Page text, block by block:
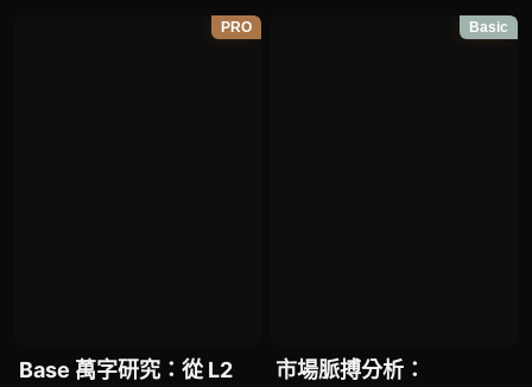
PRO
Base 萬字研究：從 L2
Basic
市場脈搏分析：